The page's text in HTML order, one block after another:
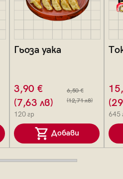
Гьоза уака
3,90 €
(7,63 лв)
6,50 €
(12,71 лв)
120 гр
Добави
645